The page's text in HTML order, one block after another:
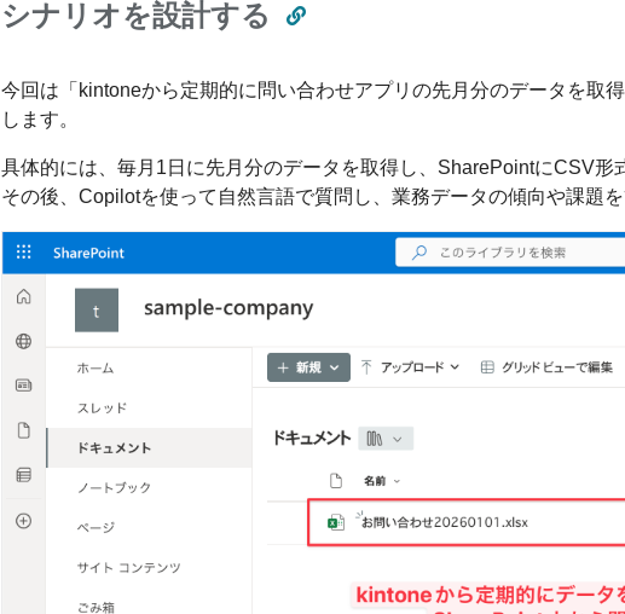
シナリオを設計する
今回は「kintoneから定期的に問い合わせアプリの先月分のデータを取
します。
具体的には、毎月1日に先月分のデータを取得し、SharePointにCSV形
その後、Copilotを使って自然言語で質問し、業務データの傾向や課題